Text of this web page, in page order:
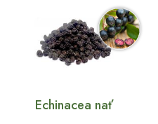
Echinacea nať